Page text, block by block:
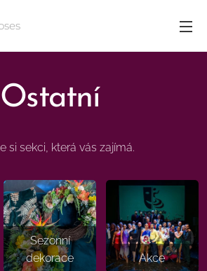
Ostatní
si sekci, která vás zajímá.
Sezonní
dekorace
Akce